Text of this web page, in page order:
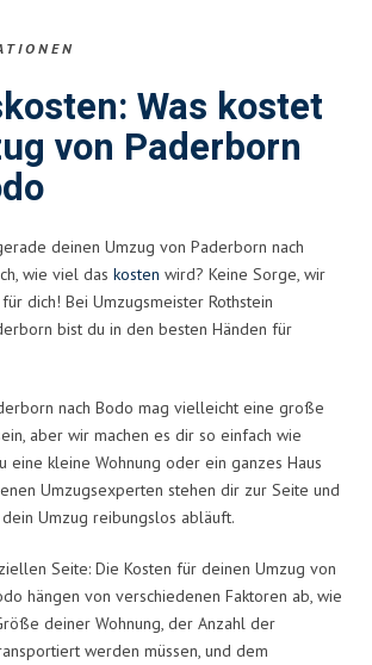
Was kostet
von Paderborn
deinen Umzug von Paderborn nach
wie viel das kosten wird? Keine Sorge, wir
dich! Bei Umzugsmeister Rothstein
bist du in den besten Händen für
nach Bodo mag vielleicht eine große
aber wir machen es dir so einfach wie
eine kleine Wohnung oder ein ganzes Haus
Umzugsexperten stehen dir zur Seite und
Umzug reibungslos abläuft.
Seite: Die Kosten für deinen Umzug von
hängen von verschiedenen Faktoren ab, wie
deiner Wohnung, der Anzahl der
werden müssen, und dem